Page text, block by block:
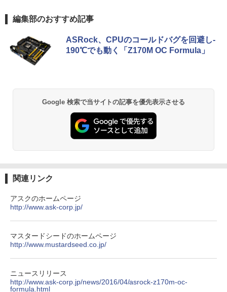
サブディスプレイ デュアルモニター テレ
￥11,999
非光沢 スピーカー内蔵 3年保証 ディスプ
￥1,980
楽譜 【取寄品】UN275 輸入 フラッシン
ー＞ [雑誌]
￥1,689
5
【 限定生産・特典つき 】YUZURU2027
Anker Soundcore P40i オフホワイト
￥7,990
￥5,990
ラック
【2026年アップグレード版】AOKIMI ワイヤ
るーとゅーす コードレス ENCノイズキャン
セリング 自動ペアリング Type-C充電 マイク
付き 防水 タッチ式音量調整 スポーツ/通勤/通
学/WEB会議(ホワイト)
￥1,964
BRUCE WAYNE feat. Flo Milli, ATL Jacob
[Explicit]
￥250
[Explicit]
￥250
On My Road (Stadium ver.)
【Amazon.co.jp限定】 い・ろ・は・す 2L P
ET ラベルレス ×8本
￥1,112
富士山の天然水 バナジウム含有 水 ミネラル
ウォーター ペットボトル 静岡県産 500ミリリ
ットル (Smart Basic)
￥1,380
art Basic)
コカ・コーラ やかんの麦茶 from 爽健美茶 ラ
薬屋のひとりごと 17巻 (デジタル版ビッグガ
ンガンコミックス)
￥770
エース)
￥832
クスDIGITAL)
HUNTER×HUNTER モノクロ版 39 (ジャンプ
￥572
版ビッグガンガンコミックス)
編集部のおすすめ記事
ASRock、CPUのコールドバグを回避し-
190℃でも動く「Z170M OC Formula」
Google 検索で当サイトの記事を優先表示させる
関連リンク
アスクのホームページ
http://www.ask-corp.jp/
マスタードシードのホームページ
http://www.mustardseed.co.jp/
ニュースリリース
http://www.ask-corp.jp/news/2016/04/asrock-z170m-oc-
formula.html